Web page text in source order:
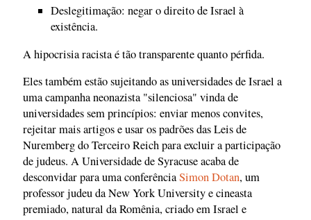
Deslegitimação: negar o direito de Israel à
existência.
A hipocrisia racista é tão transparente quanto pérfida.
Eles também estão sujeitando as universidades de Israel a
uma campanha neonazista "silenciosa" vinda de
universidades sem princípios: enviar menos convites,
rejeitar mais artigos e usar os padrões das Leis de
Nuremberg do Terceiro Reich para excluir a participação
de judeus. A Universidade de Syracuse acaba de
desconvidar para uma conferênciaSimon Dotan, um
professor judeu da New York University e cineasta
premiado, natural da Romênia, criado em Israel e